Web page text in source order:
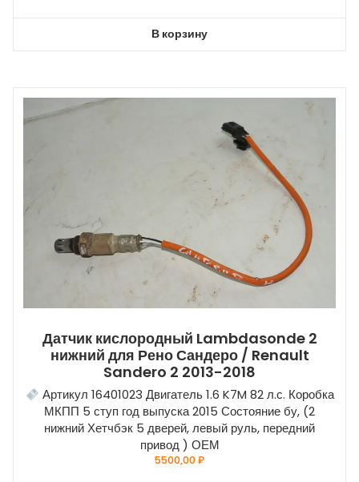
В корзину
Датчик кислородный Lambdasonde 2
нижний для Рено Сандеро / Renault
Sandero 2 2013-2018
Артикул 16401023 Двигатель 1.6 K7M 82 л.с. Коробка
МКПП 5 ступ год выпуска 2015 Состояние бу, (2
нижний Хетчбэк 5 дверей, левый руль, передний
привод ) ОЕМ
5500,00₽